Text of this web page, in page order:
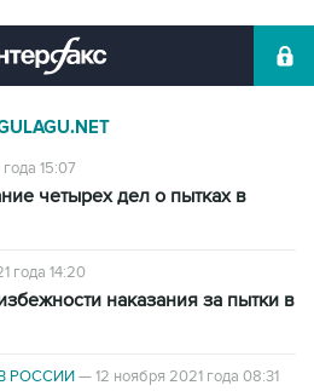
15:07
четырех дел о пытках в
года 14:20
наказания за пытки в
РОССИИ—12 ноября 2021 года 08:31